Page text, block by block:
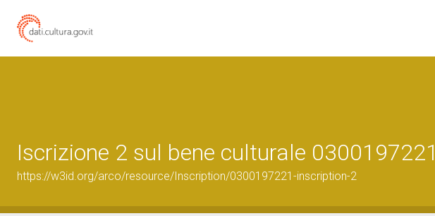
Iscrizione 2 sul bene culturale 0300197221
https://w3id.org/arco/resource/Inscription/0300197221-inscription-2